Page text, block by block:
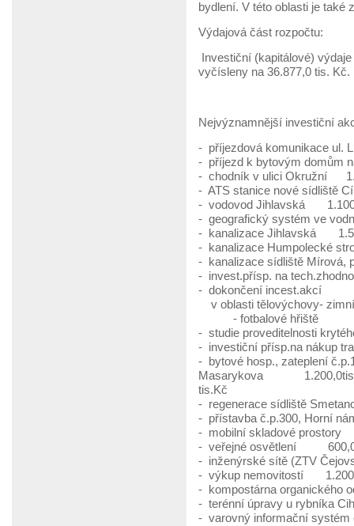
bydlení. V této oblasti je také
Výdajová část rozpočtu:
Investiční (kapitálové)
vyčísleny na 36.877,0 tis. Kč.
Nejvýznamnější investiční
- příjezdová komunikace ul.
- příjezd k bytovým
- chodník v ulici Okružní
- ATS stanice nové sídliště
- vodovod Jihlavská
- geografický systém ve
- kanalizace Jihlavská
- kanalizace Humpolecké
- kanalizace sídliště
- invest.přísp. na
- dokončení incest.akcí
v oblasti tělovýchovy-
- fotbalové hřiště
- studie proveditelnosti
- investiční přísp.na nákup
- bytové hosp., zateplení
Masarykova
tis.Kč
- regenerace sídliště
- přístavba č.p.300, Horní
- mobilní skladové
- veřejné osvětlení 600,0
- inženýrské sítě (ZTV
- výkup nemovitostí
- kompostárna organického
- terénní úpravy u rybníka
- varovný informační